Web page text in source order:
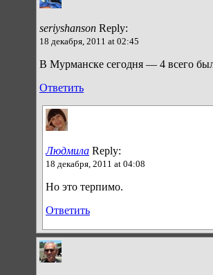
seriyshanson Reply:
18 декабря, 2011 at 02:45
В Мурманске сегодня — 4 всего
Ответить
Людмила Reply:
18 декабря, 2011 at 04:08
Но это терпимо.
Ответить